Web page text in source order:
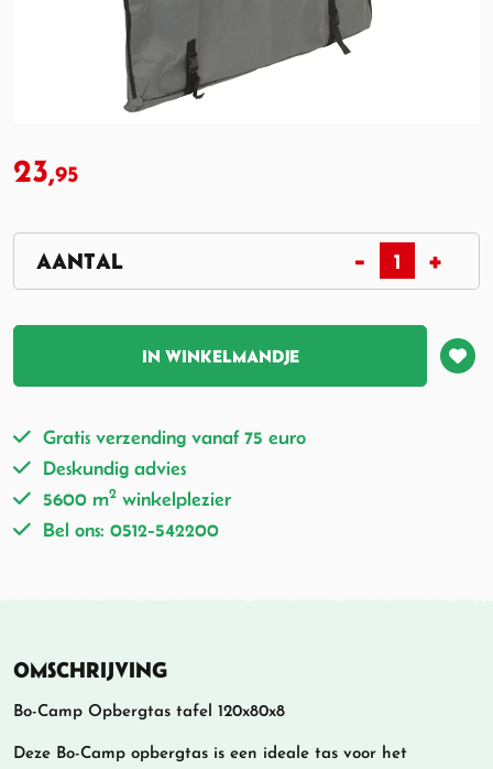
23,95
IN WINKELMANDJE
Gratis verzending vanaf 75 euro
Deskundig advies
5600 m2 winkelplezier
Bel ons: 0512-542200
OMSCHRIJVING
Bo-Camp Opbergtas tafel 120x80x8
Deze Bo-Camp opbergtas is een ideale tas voor het